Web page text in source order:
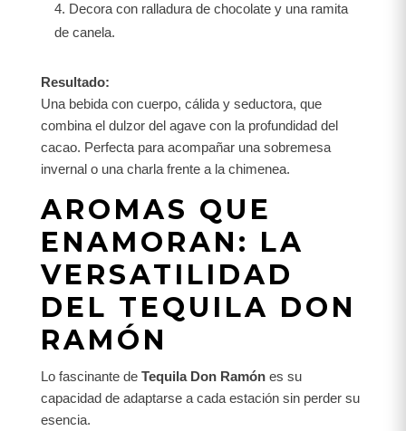
Decora con ralladura de chocolate y una ramita
de canela.
Resultado:
Una bebida con cuerpo, cálida y seductora, que
combina el dulzor del agave con la profundidad del
cacao. Perfecta para acompañar una sobremesa
invernal o una charla frente a la chimenea.
AROMAS QUE
ENAMORAN: LA
VERSATILIDAD
DEL TEQUILA DON
RAMÓN
Lo fascinante de Tequila Don Ramón es su
capacidad de adaptarse a cada estación sin perder su
esencia.